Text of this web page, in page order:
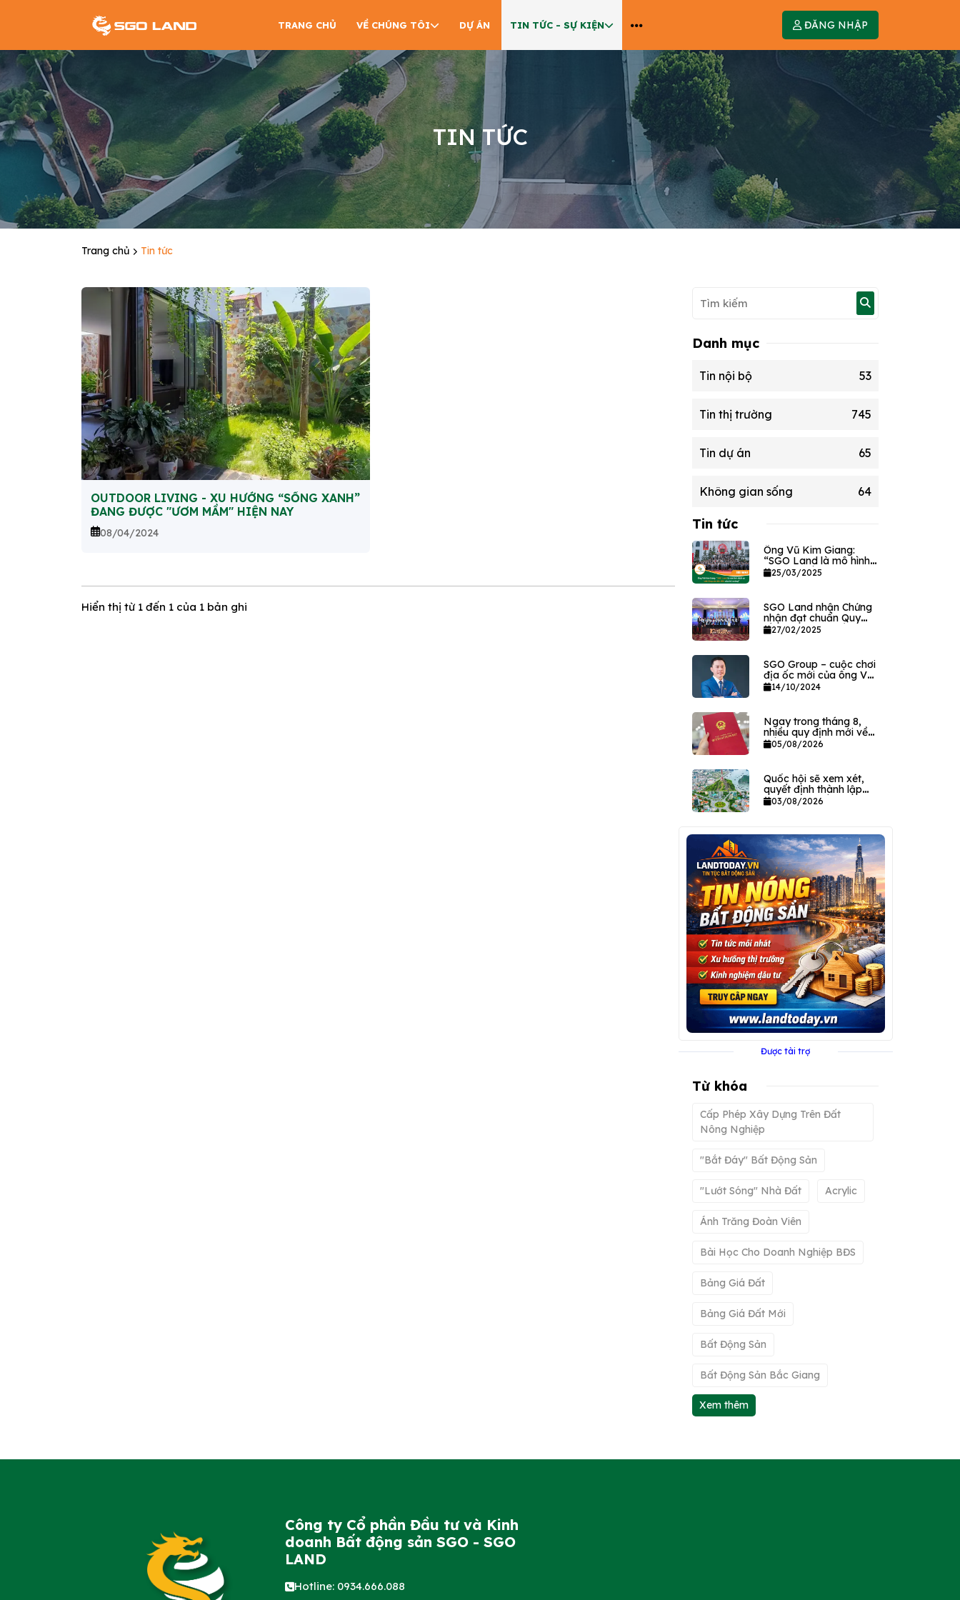
TRANG CHỦ VỀ CHÚNG TÔI DỰ ÁN TIN TỨC - SỰ KIỆN ĐĂNG NHẬP
TIN TỨC
Trang chủ Tin tức
OUTDOOR LIVING - XU HƯỚNG “SỐNG XANH”
ĐANG ĐƯỢC "ƯƠM MẦM" HIỆN NAY
08/04/2024
Hiển thị từ 1 đến 1 của 1 bản ghi
Danh mục
Tin nội bộ 53
Tin thị trường 745
Tin dự án 65
Không gian sống 64
Tin tức
Ông Vũ Kim Giang:
“SGO Land là mô hình
dịch vụ bất động sản
25/03/2025
SGO Land nhận Chứng
nhận đạt chuẩn Quy
tắc đạo đức và Ứng xử
27/02/2025
SGO Group – cuộc chơi
địa ốc mới của ông Vũ
Kim Giang
14/10/2024
Ngay trong tháng 8,
nhiều quy định mới về
đất đai có hiệu lực
05/08/2026
Quốc hội sẽ xem xét,
quyết định thành lập
hai thành phố trực
03/08/2026
Được tài trợ
Từ khóa
Cấp Phép Xây Dựng Trên Đất
Nông Nghiệp
"bắt Đáy" Bất Động Sản
"lướt Sóng" Nhà Đất Acrylic
Ánh Trăng Đoàn Viên
Bài Học Cho Doanh Nghiệp BĐS
Bảng Giá Đất
Bảng Giá Đất Mới
Bất Động Sản
Bất Động Sản Bắc Giang
Xem thêm
Công ty Cổ phần Đầu tư và Kinh
doanh Bất động sản SGO - SGO
LAND
Hotline: 0934.666.088